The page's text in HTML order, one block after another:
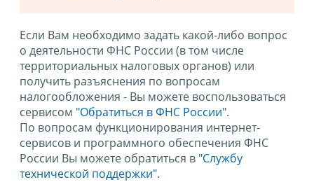
Если Вам необходимо задать какой-либо вопрос
о деятельности ФНС России (в том числе
территориальных налоговых органов) или
получить разъяснения по вопросам
налогообложения - Вы можете воспользоваться
сервисом "Обратиться в ФНС России".
По вопросам функционирования интернет-
сервисов и программного обеспечения ФНС
России Вы можете обратиться в "Службу
технической поддержки".